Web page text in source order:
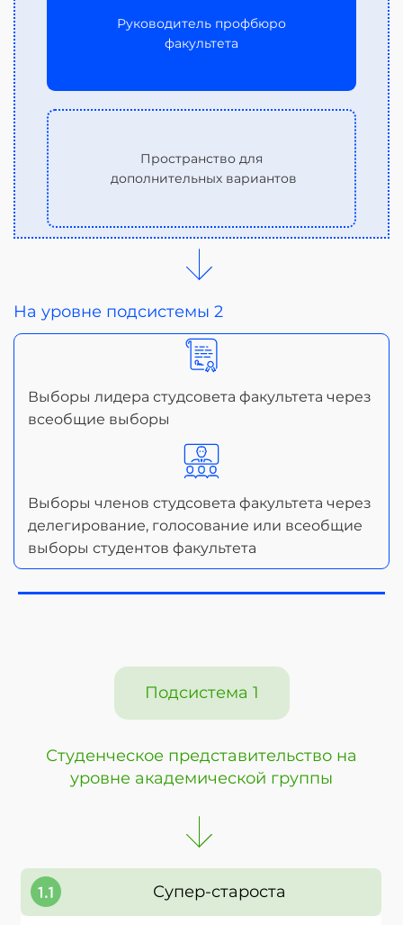
Руководитель профбюро
факультета
Пространство для
дополнительных вариантов
На уровне подсистемы 2
Выборы лидера студсовета факультета через
всеобщие выборы
Выборы членов студсовета факультета через
делегирование, голосование или всеобщие
выборы студентов факультета
Подсистема 1
Студенческое представительство на
уровне академической группы
Супер-староста